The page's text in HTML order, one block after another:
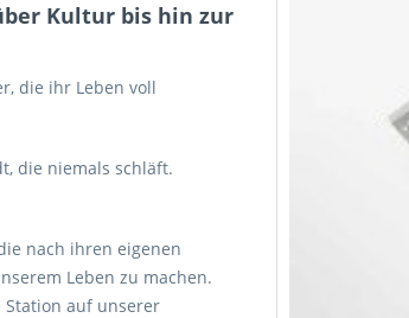
Kultur bis hin zur
die ihr Leben voll
die niemals schläft.
nach ihren eigenen
Leben zu machen.
Station auf unserer